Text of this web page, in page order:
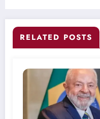
RELATED POSTS